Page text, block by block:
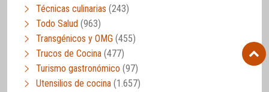
Técnicas culinarias (243)
Todo Salud (963)
Transgénicos y OMG (455)
Trucos de Cocina (477)
Turismo gastronómico (97)
Utensilios de cocina (1.657)